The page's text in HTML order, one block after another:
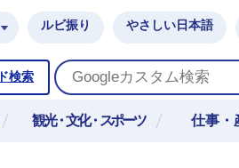
ルビ振り やさしい日本語
検索
観光・文化・スポーツ 仕事・